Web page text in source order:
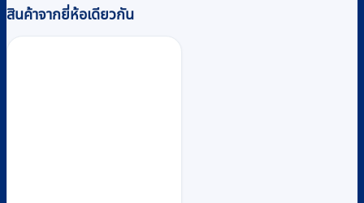
สินค้าจากยี่ห้อเดียวกัน